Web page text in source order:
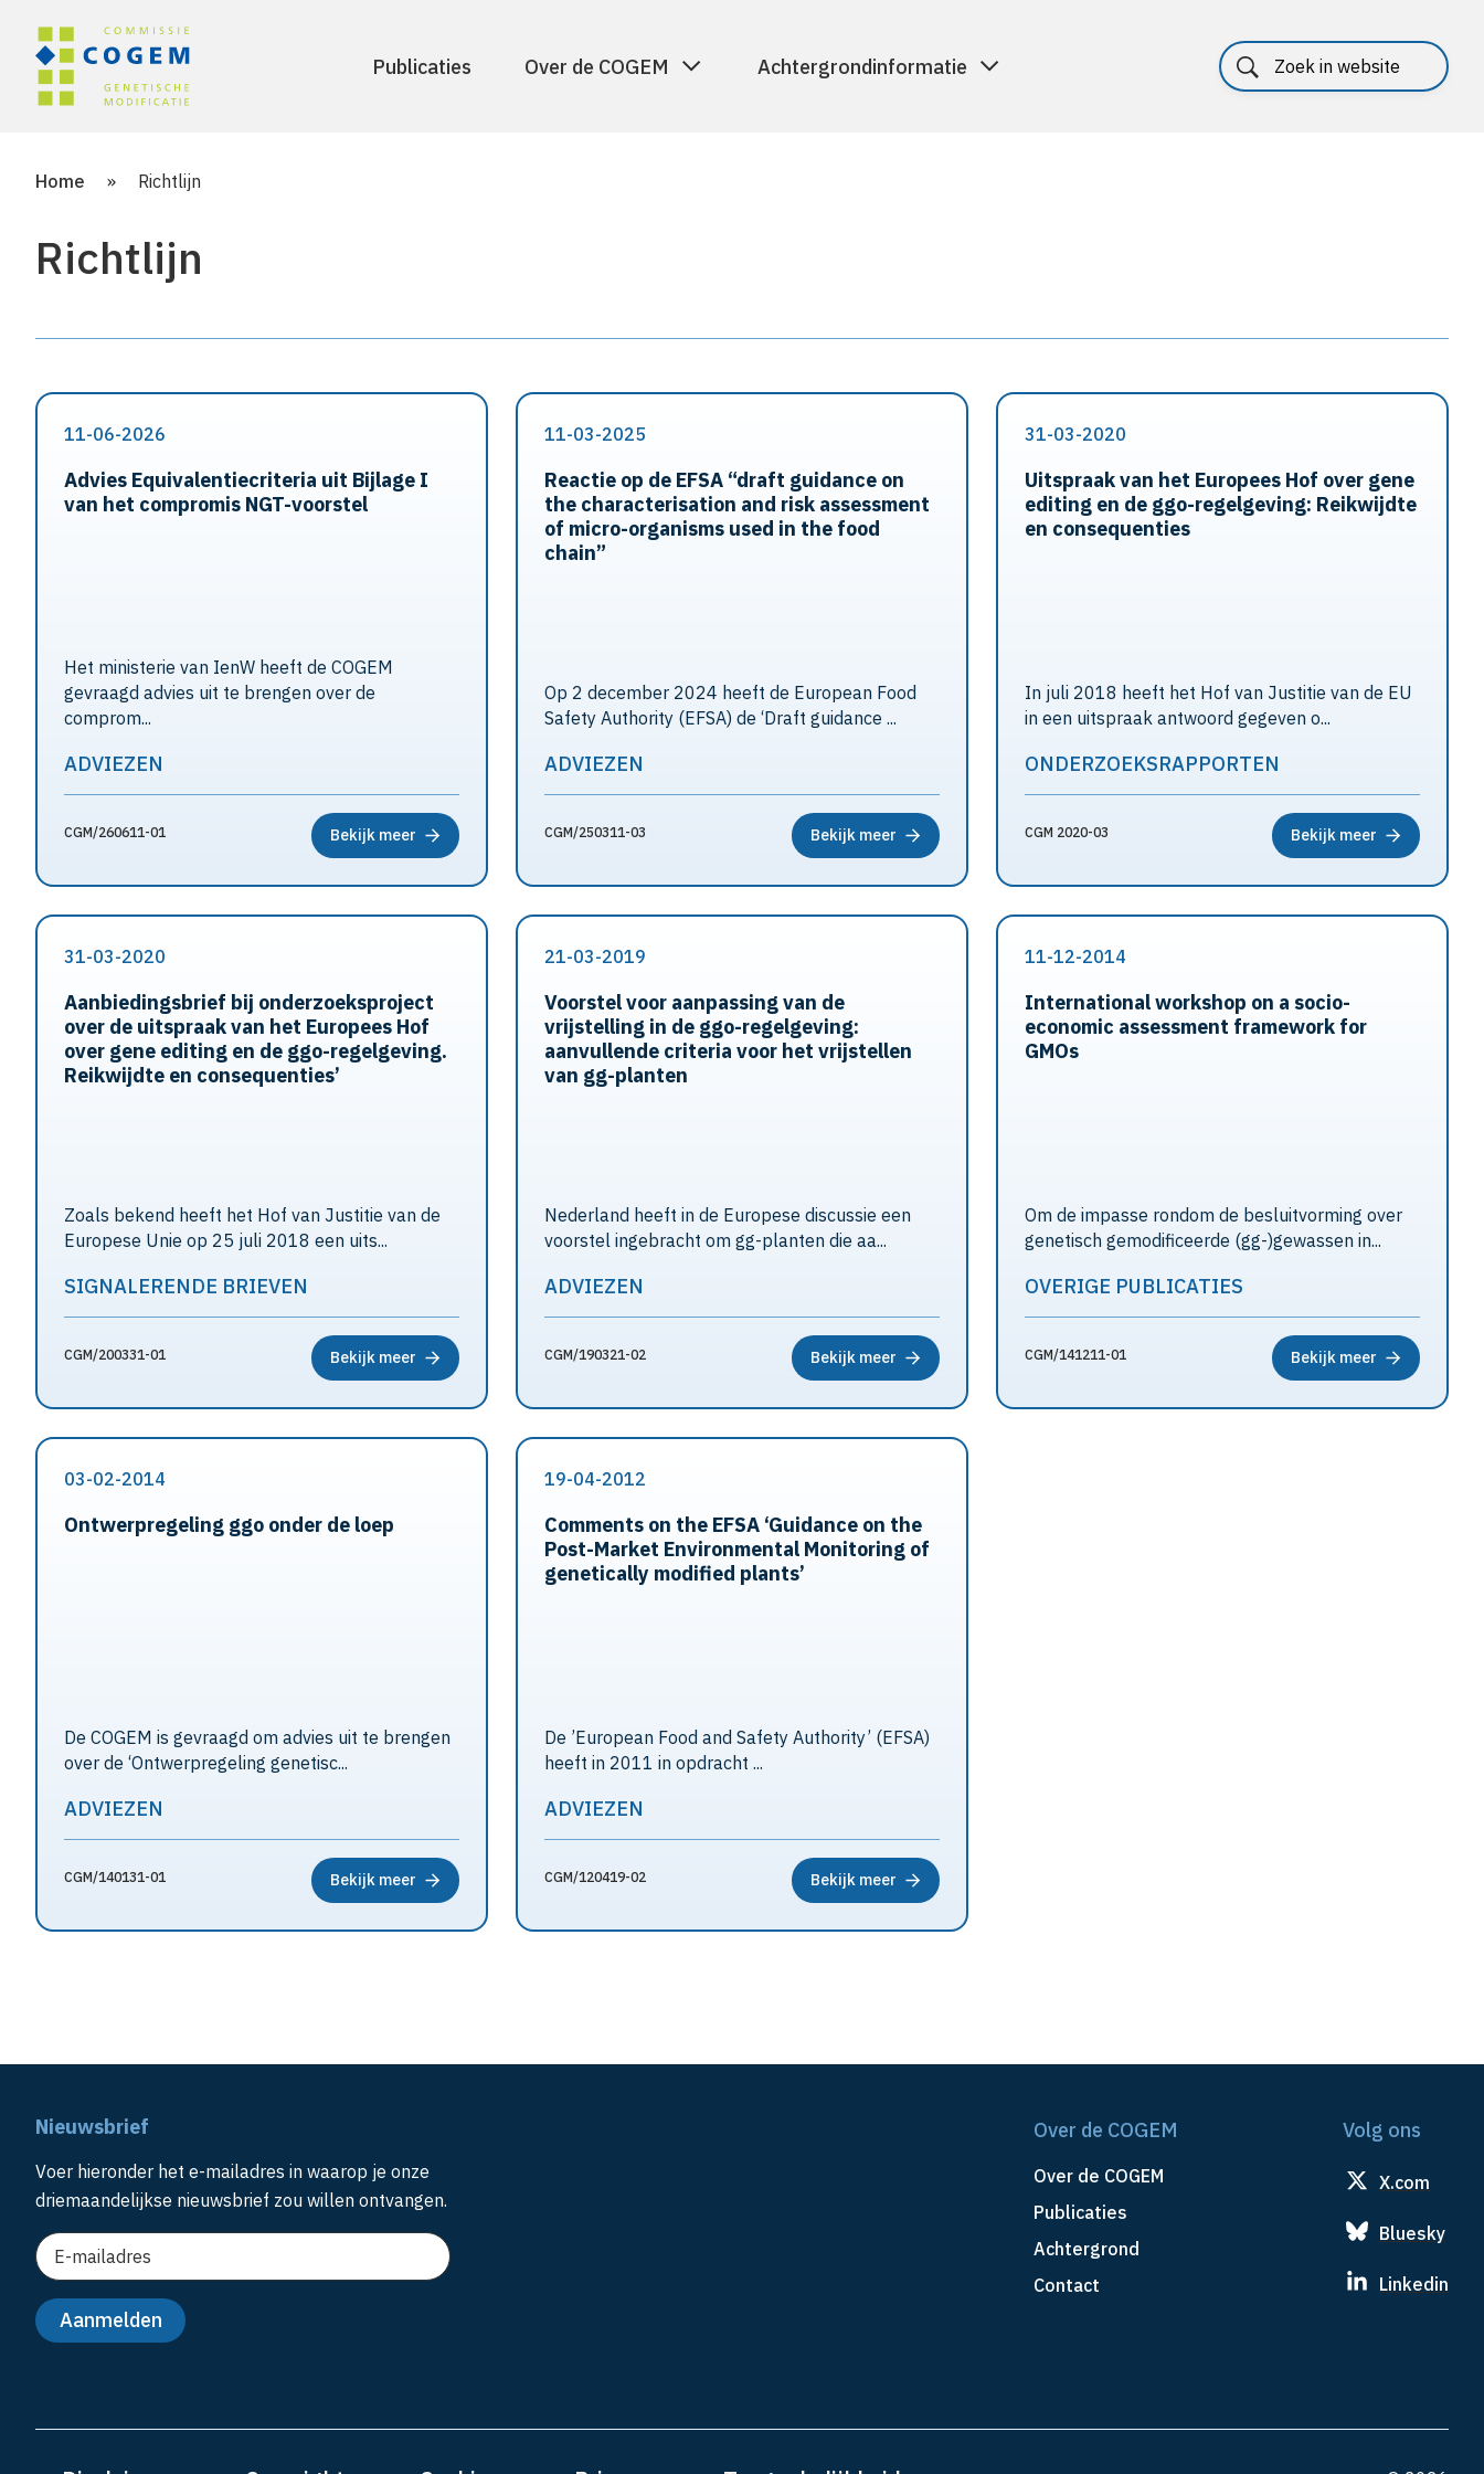
Publicaties Over de COGEM Achtergrondinformatie
Home » Richtlijn
Richtlijn
11-06-2026
Advies Equivalentiecriteria uit Bijlage I
van het compromis NGT-voorstel
Het ministerie van IenW heeft de COGEM
gevraagd advies uit te brengen over de
comprom...
ADVIEZEN
CGM/260611-01 Bekijk meer
11-03-2025
Reactie op de EFSA “draft guidance on
the characterisation and risk assessment
of micro-organisms used in the food
chain”
Op 2 december 2024 heeft de European Food
Safety Authority (EFSA) de ‘Draft guidance ...
ADVIEZEN
CGM/250311-03 Bekijk meer
31-03-2020
Uitspraak van het Europees Hof over gene
editing en de ggo-regelgeving: Reikwijdte
en consequenties
In juli 2018 heeft het Hof van Justitie van de EU
in een uitspraak antwoord gegeven o...
ONDERZOEKSRAPPORTEN
CGM 2020-03 Bekijk meer
31-03-2020
Aanbiedingsbrief bij onderzoeksproject
over de uitspraak van het Europees Hof
over gene editing en de ggo-regelgeving.
Reikwijdte en consequenties’
Zoals bekend heeft het Hof van Justitie van de
Europese Unie op 25 juli 2018 een uits...
SIGNALERENDE BRIEVEN
CGM/200331-01 Bekijk meer
21-03-2019
Voorstel voor aanpassing van de
vrijstelling in de ggo-regelgeving:
aanvullende criteria voor het vrijstellen
van gg-planten
Nederland heeft in de Europese discussie een
voorstel ingebracht om gg-planten die aa...
ADVIEZEN
CGM/190321-02 Bekijk meer
11-12-2014
International workshop on a socio-
economic assessment framework for
GMOs
Om de impasse rondom de besluitvorming over
genetisch gemodificeerde (gg-)gewassen in...
OVERIGE PUBLICATIES
CGM/141211-01 Bekijk meer
03-02-2014
Ontwerpregeling ggo onder de loep
De COGEM is gevraagd om advies uit te brengen
over de ‘Ontwerpregeling genetisc...
ADVIEZEN
CGM/140131-01 Bekijk meer
19-04-2012
Comments on the EFSA ‘Guidance on the
Post-Market Environmental Monitoring of
genetically modified plants’
De ’European Food and Safety Authority’ (EFSA)
heeft in 2011 in opdracht ...
ADVIEZEN
CGM/120419-02 Bekijk meer
Nieuwsbrief
Voer hieronder het e-mailadres in waarop je onze
driemaandelijkse nieuwsbrief zou willen ontvangen.
Over de COGEM
Over de COGEM
Publicaties
Achtergrond
Contact
Volg ons
X.com
Bluesky
Linkedin